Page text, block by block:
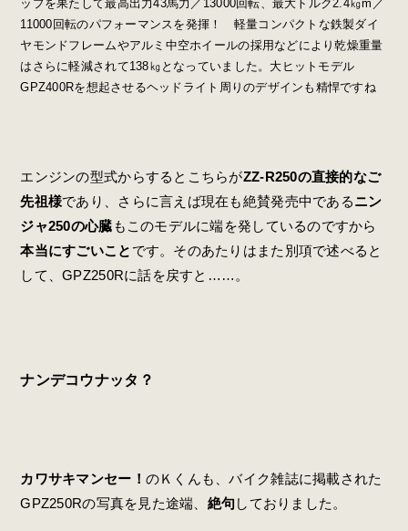
ップを果たして最高出力43馬力／13000回転、最大トルク2.4㎏m／
11000回転のパフォーマンスを発揮！ 軽量コンパクトな鉄製ダイ
ヤモンドフレームやアルミ中空ホイールの採用などにより乾燥重量
はさらに軽減されて138㎏となっていました。大ヒットモデル
GPZ400Rを想起させるヘッドライト周りのデザインも精悍ですね
エンジンの型式からするとこちらがZZ-R250の直接的なご
先祖様であり、さらに言えば現在も絶賛発売中であるニン
ジャ250の心臓もこのモデルに端を発しているのですから
本当にすごいこと です。そのあたりはまた別項で述べると
して、GPZ250Rに話を戻すと……。
ナンデコウナッタ？
カワサキマンセー！ のＫくんも、バイク雑誌に掲載された
GPZ250Rの写真を見た途端、 絶句 しておりました。